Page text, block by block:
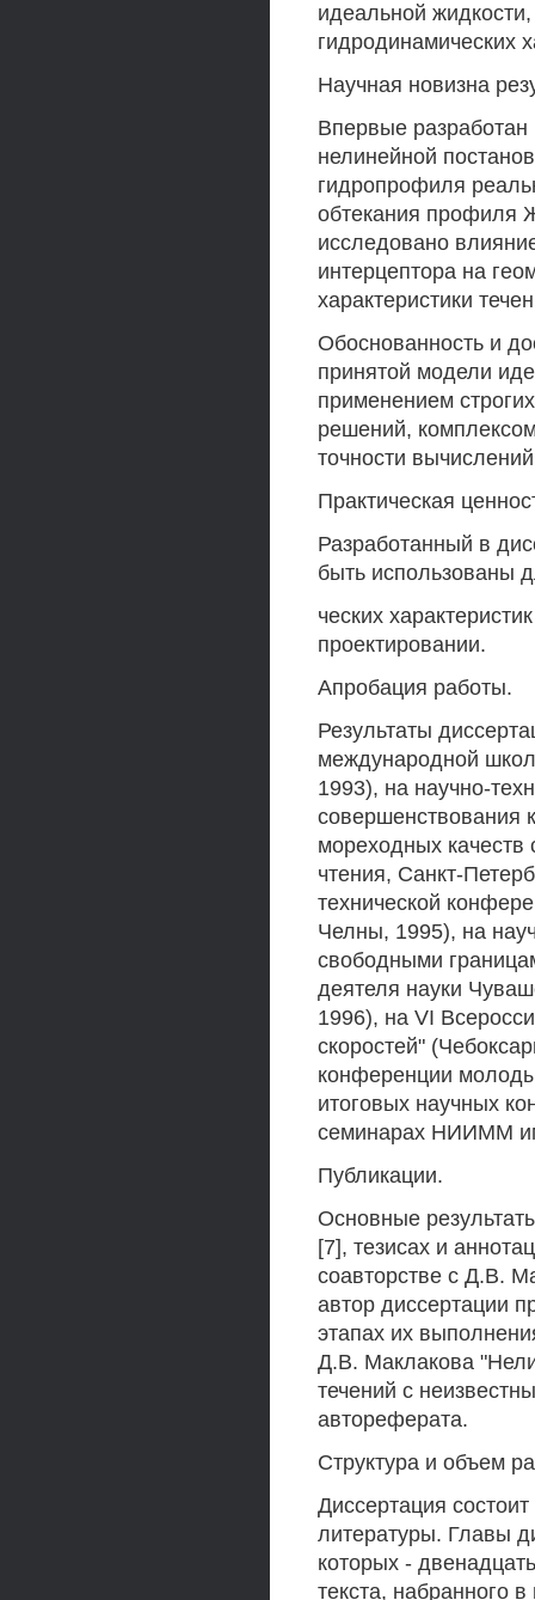
идеальной
гидродинамических
Научная новизна
Впервые
нелинейной
гидропрофиля
обтекания профиля
исследовано
интерцептора на
характеристики
Обоснованность и
принятой модели
применением
решений,
точности
Практическая
Разработанный в
быть использованы
ческих
проектировании.
Апробация работы.
Результаты
международной
1993), на научно-
совершенствования
мореходных качеств
чтения, Санкт-
технической
Челны, 1995), на
свободными
деятеля науки
1996), на VI
скоростей"
конференции
итоговых научных
семинарах НИИММ
Публикации.
Основные
[7], тезисах и
соавторстве с Д.В.
автор диссертации
этапах их
Д.В. Маклакова
течений с
автореферата.
Структура и объем
Диссертация
литературы. Главы
которых -
текста, набранного